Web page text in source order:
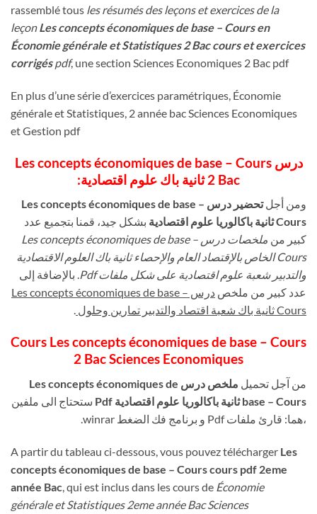
rassemblé tous les résumés des leçons et exercices de la
leçonLes concepts économiques de base – Cours en
Économie générale et Statistiques 2 Bac cours et exercices
corrigéspdf, une section Sciences Economiques 2 Bac pdf
En plus d’une série d’exercices paramétriques, Économie
générale et Statistiques, 2 année bac Sciences Economiques
et Gestion pdf
درس Les concepts économiques de base – Cours
2 Bac ثانية باك علوم اقتصادية:
ومن أجل
تحضير درس Les concepts économiques de base –
Cours ثانية باكالوريا علوم اقتصادية
بشكل جيد، قمنا بتجميع عدد
كبير من
ملخصات درس Les concepts économiques de base –
Cours الخاص بالإقتصاد العام والإحصاء ثانية باك العلوم الاقتصادية
والتدبير شعبة علوم اقتصادية على شكل ملفات Pdf
. بالإضافة إلى
عدد كبير من ملخص
درس Les concepts économiques de base –
Cours ثانية باك شعبة اقتصاد والتدبير تمارين وحلول
.
Cours Les concepts économiques de base – Cours
2 Bac Sciences Economiques
من آجل تحميل
ملخص درس Les concepts économiques de
base – Cours ثانية باكالوريا علوم اقتصادية Pdf
ستحتاج الى ملفين
،هما: قارئ ملفات Pdf و برنامج فك الضغط winrar.
A partir du tableau ci-dessous, vous pouvez télécharger Les
concepts économiques de base – Cours cours pdf 2eme
année Bac , qui est inclus dans les cours de Économie
générale et Statistiques 2eme année Bac Sciences